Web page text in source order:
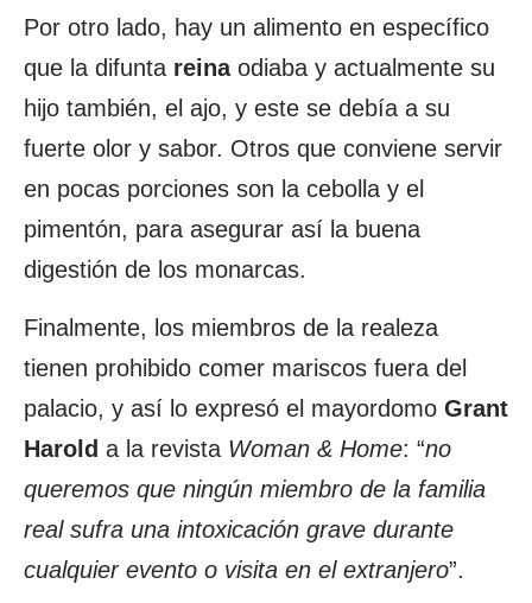
Por otro lado, hay un alimento en específico
que la difunta reinaodiaba y actualmente su
hijo también, el ajo, y este se debía a su
fuerte olor y sabor. Otros que conviene servir
en pocas porciones son la cebolla y el
pimentón, para asegurar así la buena
digestión de los monarcas.
Finalmente, los miembros de la realeza
tienen prohibido comer mariscos fuera del
palacio, y así lo expresó el mayordomo Grant
Harold a la revista Woman & Home: “no
queremos que ningún miembro de la familia
real sufra una intoxicación grave durante
cualquier evento o visita en el extranjero”.